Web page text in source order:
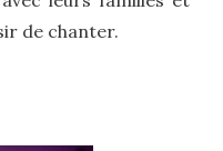
de chanter.